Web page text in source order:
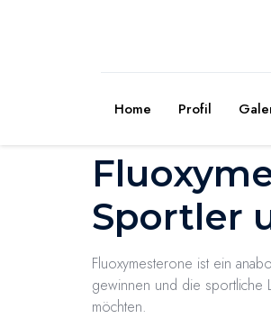
Home Profil
Sportler
Fluoxymesterone ist ein
gewinnen und die sportliche
möchten.